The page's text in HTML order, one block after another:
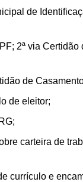
de
2ª via
de
de eleitor;
carteira de
currículo e